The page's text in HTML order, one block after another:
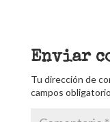
Enviar
Tu dirección de
campos